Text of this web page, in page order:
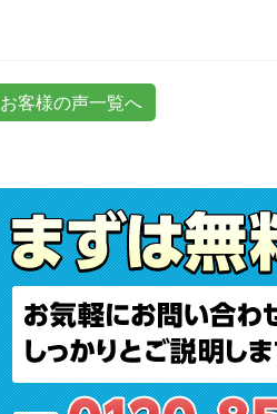
お客様の声一覧へ